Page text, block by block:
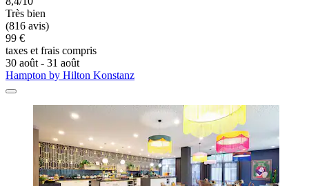
Très bien
(816 avis)
99 €
taxes et frais compris
30 août - 31 août
Hampton by Hilton Konstanz